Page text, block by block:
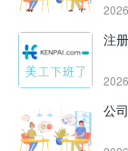
注
公